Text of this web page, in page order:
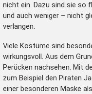
nicht ein. Dazu sind sie so
und auch weniger – nicht
verlangen.
Viele Kostüme sind
wirkungsvoll. Aus dem
Perücken nachsehen. Mit
zum Beispiel den Piraten
einer besonderen Maske als